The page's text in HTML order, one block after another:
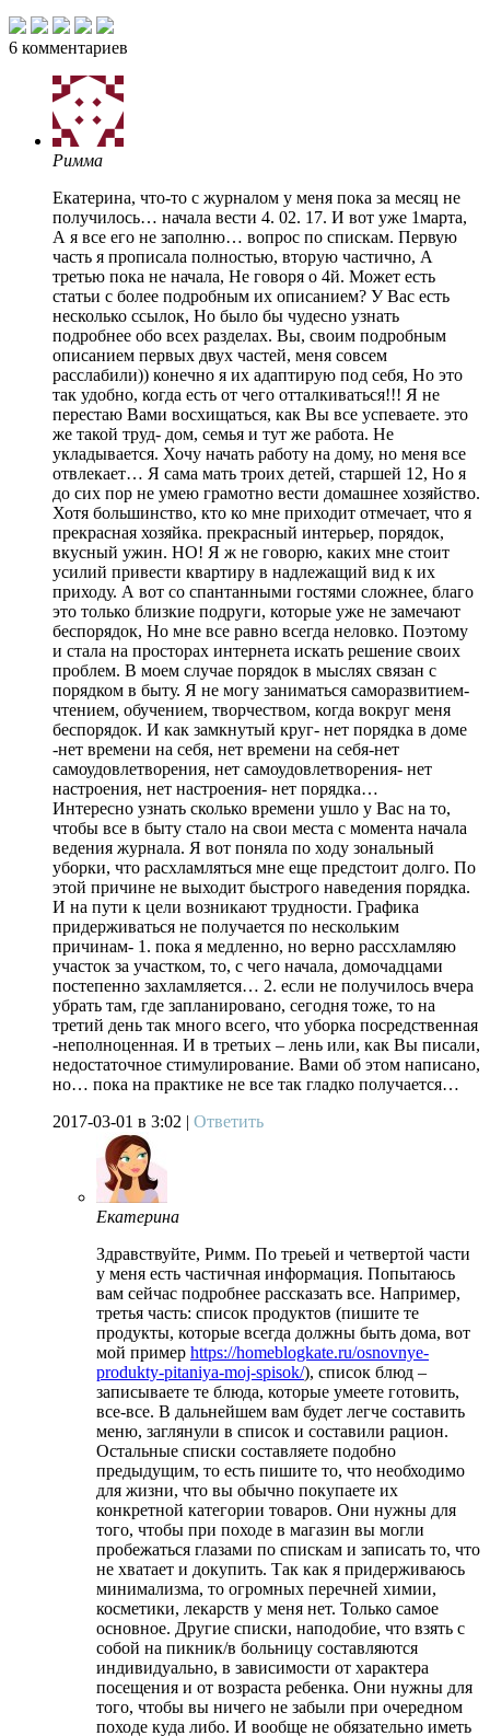
6 комментариев
Римма
Екатерина, что-то с журналом у меня пока за месяц не
получилось… начала вести 4. 02. 17. И вот уже 1марта,
А я все его не заполню… вопрос по спискам. Первую
часть я прописала полностью, вторую частично, А
третью пока не начала, Не говоря о 4й. Может есть
статьи с более подробным их описанием? У Вас есть
несколько ссылок, Но было бы чудесно узнать
подробнее обо всех разделах. Вы, своим подробным
описанием первых двух частей, меня совсем
расслабили)) конечно я их адаптирую под себя, Но это
так удобно, когда есть от чего отталкиваться!!! Я не
перестаю Вами восхищаться, как Вы все успеваете. это
же такой труд- дом, семья и тут же работа. Не
укладывается. Хочу начать работу на дому, но меня все
отвлекает… Я сама мать троих детей, старшей 12, Но я
до сих пор не умею грамотно вести домашнее хозяйство.
Хотя большинство, кто ко мне приходит отмечает, что я
прекрасная хозяйка. прекрасный интерьер, порядок,
вкусный ужин. НО! Я ж не говорю, каких мне стоит
усилий привести квартиру в надлежащий вид к их
приходу. А вот со спантанными гостями сложнее, благо
это только близкие подруги, которые уже не замечают
беспорядок, Но мне все равно всегда неловко. Поэтому
и стала на просторах интернета искать решение своих
проблем. В моем случае порядок в мыслях связан с
порядком в быту. Я не могу заниматься саморазвитием-
чтением, обучением, творчеством, когда вокруг меня
беспорядок. И как замкнутый круг- нет порядка в доме
-нет времени на себя, нет времени на себя-нет
самоудовлетворения, нет самоудовлетворения- нет
настроения, нет настроения- нет порядка…
Интересно узнать сколько времени ушло у Вас на то,
чтобы все в быту стало на свои места с момента начала
ведения журнала. Я вот поняла по ходу зональный
уборки, что расхламляться мне еще предстоит долго. По
этой причине не выходит быстрого наведения порядка.
И на пути к цели возникают трудности. Графика
придерживаться не получается по нескольким
причинам- 1. пока я медленно, но верно рассхламляю
участок за участком, то, с чего начала, домочадцами
постепенно захламляется… 2. если не получилось вчера
убрать там, где запланировано, сегодня тоже, то на
третий день так много всего, что уборка посредственная
-неполноценная. И в третьих – лень или, как Вы писали,
недостаточное стимулирование. Вами об этом написано,
но… пока на практике не все так гладко получается…
2017-03-01 в 3:02 | Ответить
Екатерина
Здравствуйте, Римм. По треьей и четвертой части
у меня есть частичная информация. Попытаюсь
вам сейчас подробнее рассказать все. Например,
третья часть: список продуктов (пишите те
продукты, которые всегда должны быть дома, вот
мой пример https://homeblogkate.ru/osnovnye-
produkty-pitaniya-moj-spisok/), список блюд –
записываете те блюда, которые умеете готовить,
все-все. В дальнейшем вам будет легче составить
меню, заглянули в список и составили рацион.
Остальные списки составляете подобно
предыдущим, то есть пишите то, что необходимо
для жизни, что вы обычно покупаете их
конкретной категории товаров. Они нужны для
того, чтобы при походе в магазин вы могли
пробежаться глазами по спискам и записать то, что
не хватает и докупить. Так как я придерживаюсь
минимализма, то огромных перечней химии,
косметики, лекарств у меня нет. Только самое
основное. Другие списки, наподобие, что взять с
собой на пикник/в больницу составляются
индивидуально, в зависимости от характера
посещения и от возраста ребенка. Они нужны для
того, чтобы вы ничего не забыли при очередном
походе куда либо. И вообще не обязательно иметь